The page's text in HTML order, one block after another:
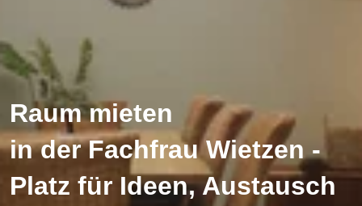
Raum mieten
in der Fachfrau Wietzen -
Platz für Ideen, Austausch